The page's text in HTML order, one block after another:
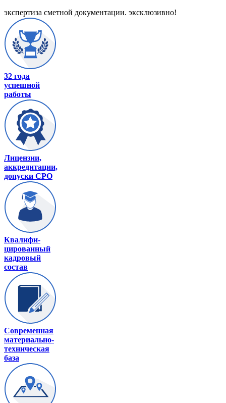
экспертиза сметной документации. эксклюзивно!
32 года
успешной
работы
Лицензии,
аккредитации,
допуски СРО
Квалифи-
цированный
кадровый
состав
Современная
материально-
техническая
база